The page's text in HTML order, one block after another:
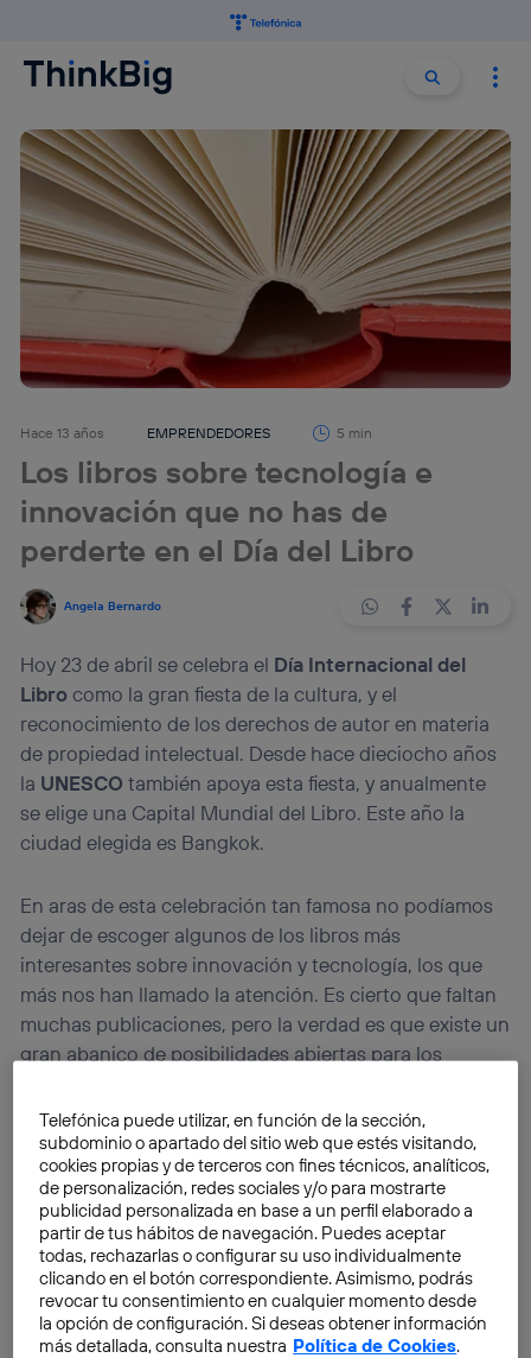
Buscar
Hace 13 años EMPRENDEDORES 5 min
Los libros sobre tecnología e
innovación que no has de
perderte en el Día del Libro
Angela Bernardo
Hoy 23 de abril se celebra el Día Internacional del
Librocomo la gran fiesta de la cultura, y el
reconocimiento de los derechos de autor en materia
de propiedad intelectual. Desde hace dieciocho años
la UNESCO también apoya esta fiesta, y anualmente
se elige una Capital Mundial del Libro. Este año la
ciudad elegida es Bangkok.
En aras de esta celebración tan famosa no podíamos
dejar de escoger algunos de los libros más
interesantes sobre innovación y tecnología, los que
más nos han llamado la atención. Es cierto que faltan
muchas publicaciones, pero la verdad es que existe un
gran abanico de posibilidades abiertas para los
el desarrollo y la innovación y los que quieren estar al
día de las últimas novedades tecnológicas.
Telefónica puede utilizar, en función de la sección,
subdominio o apartado del sitio web que estés visitando,
cookies propias y de terceros con fines técnicos, analíticos,
de personalización, redes sociales y/o para mostrarte
publicidad personalizada en base a un perfil elaborado a
partir de tus hábitos de navegación. Puedes aceptar
todas, rechazarlas o configurar su uso individualmente
clicando en el botón correspondiente. Asimismo, podrás
revocar tu consentimiento en cualquier momento desde
la opción de configuración. Si deseas obtener información
más detallada, consulta nuestra Política de Cookies.